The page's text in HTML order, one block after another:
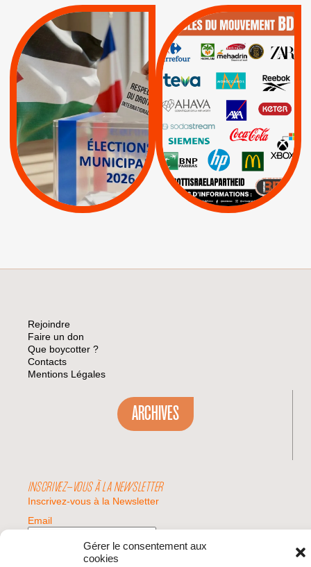
Gérer le consentement aux
cookies
MUNICIPALES 2026 :
JE VOTE POUR LE
RESPECT DU DROIT
INTERNATIONAL EN
PALESTINE
APPELS | Actus
Espaces Sans
Apartheid
| Lettres d'interpellation
Pétitions
QUE BOYCOTTER ?
BOYCOTT /
AXA BNP | CAF |
Carrefour | HP |
Keter |
Livres et brochures |
Mehadrin | PUMA
Sodastream |
Visuels, tracts,
affiches,...
Rejoindre
Faire un don
Que boycotter ?
Contacts
Mentions Légales
ARCHIVES
INSCRIVEZ-VOUS À LA NEWSLETTER
Inscrivez-vous à la Newsletter
Email
Valider